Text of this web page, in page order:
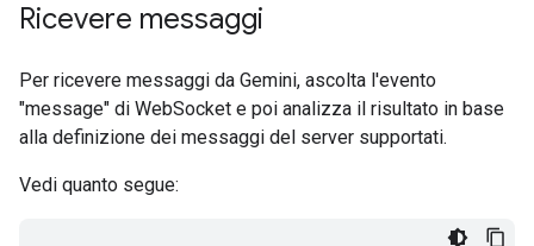
Ricevere messaggi
Per ricevere messaggi da Gemini, ascolta l'evento
"message" di WebSocket e poi analizza il risultato in base
alla definizione dei messaggi del server supportati.
Vedi quanto segue: